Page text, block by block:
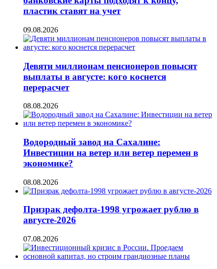
пластик ставят на учет
09.08.2026
Девяти миллионам пенсионеров повысят
выплаты в августе: кого коснется
перерасчет
08.08.2026
Водородный завод на Сахалине:
Инвестиции на ветер или ветер перемен в
экономике?
08.08.2026
Призрак дефолта-1998 угрожает рублю в
августе-2026
07.08.2026